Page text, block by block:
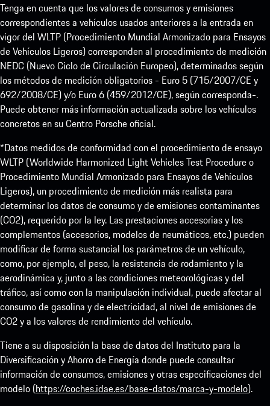
Tenga en cuenta que los valores de consumos y emisiones
correspondientes a vehículos usados anteriores a la entrada en
vigor del WLTP (Procedimiento Mundial Armonizado para Ensayos
de Vehículos Ligeros) corresponden al procedimiento de medición
NEDC (Nuevo Ciclo de Circulación Europeo), determinados según
los métodos de medición obligatorios - Euro 5 (715/2007/CE y
692/2008/CE) y/o Euro 6 (459/2012/CE), según corresponda-.
Puede obtener más información actualizada sobre los vehículos
concretos en su Centro Porsche oficial.
*Datos medidos de conformidad con el procedimiento de ensayo
WLTP (Worldwide Harmonized Light Vehicles Test Procedure o
Procedimiento Mundial Armonizado para Ensayos de Vehículos
Ligeros), un procedimiento de medición más realista para
determinar los datos de consumo y de emisiones contaminantes
(CO2), requerido por la ley. Las prestaciones accesorias y los
complementos (accesorios, modelos de neumáticos, etc.) pueden
modificar de forma sustancial los parámetros de un vehículo,
como, por ejemplo, el peso, la resistencia de rodamiento y la
aerodinámica y, junto a las condiciones meteorológicas y del
tráfico, así como con la manipulación individual, puede afectar al
consumo de gasolina y de electricidad, al nivel de emisiones de
CO2 y a los valores de rendimiento del vehículo.
Tiene a su disposición la base de datos del Instituto para la
Diversificación y Ahorro de Energía donde puede consultar
información de consumos, emisiones y otras especificaciones del
modelo (https://coches.idae.es/base-datos/marca-y-modelo).